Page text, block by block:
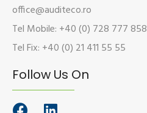
office@auditeco.ro
Tel Mobile: +40 (0) 728 777 858
Tel Fix: +40 (0) 21 411 55 55
Follow Us On